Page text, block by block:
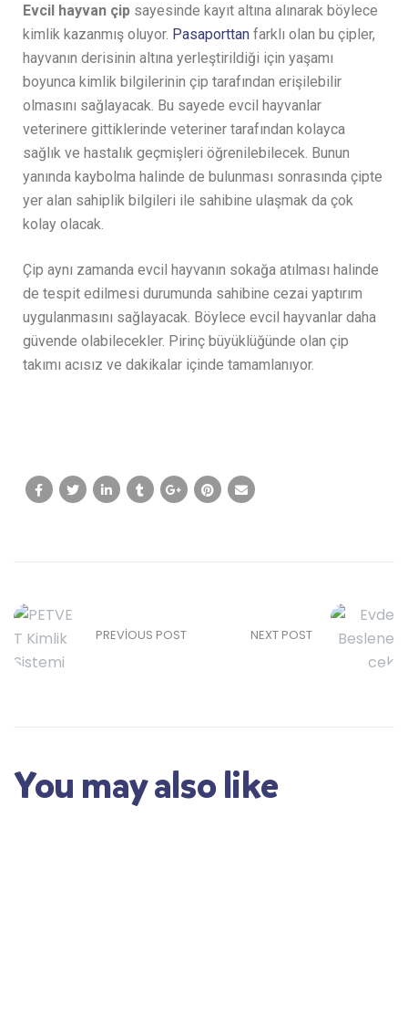
Evcil hayvan çip sayesinde kayıt altına alınarak böylece
kimlik kazanmış oluyor. Pasaporttan farklı olan bu çipler,
hayvanın derisinin altına yerleştirildiği için yaşamı
boyunca kimlik bilgilerinin çip tarafından erişilebilir
olmasını sağlayacak. Bu sayede evcil hayvanlar
veterinere gittiklerinde veteriner tarafından kolayca
sağlık ve hastalık geçmişleri öğrenilebilecek. Bunun
yanında kaybolma halinde de bulunması sonrasında çipte
yer alan sahiplik bilgileri ile sahibine ulaşmak da çok
kolay olacak.
Çip aynı zamanda evcil hayvanın sokağa atılması halinde
de tespit edilmesi durumunda sahibine cezai yaptırım
uygulanmasını sağlayacak. Böylece evcil hayvanlar daha
güvende olabilecekler. Pirinç büyüklüğünde olan çip
takımı acısız ve dakikalar içinde tamamlanıyor.
PREVIOUS POST NEXT POST
You may also like